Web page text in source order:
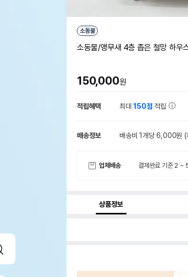
소동물
소동물/앵무새 4층 좁은 철망 하
150,000원
적립혜택 최대150점 적립
배송정보 배송비 1개당 6,000원 (
업체배송 결제완료 기준 2 ~
상품정보